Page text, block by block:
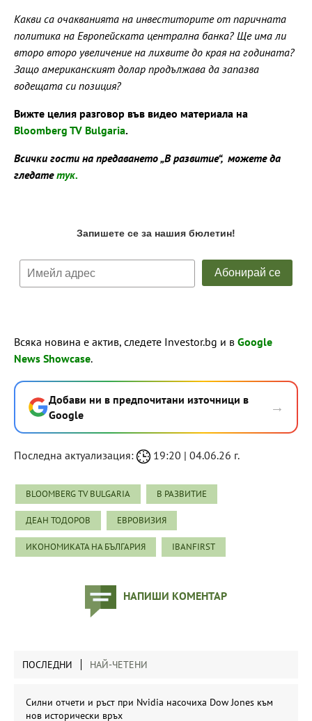
Какви са очакванията на инвеститорите от паричната
политика на Европейската централна банка? Ще има ли
второ второ увеличение на лихвите до края на годината?
Защо американският долар продължава да запазва
водещата си позиция?
Вижте целия разговор във видео материала на
Bloomberg TV Bulgaria.
Всички гости на предаването „В развитие“, можете да
гледатетук.
Всяка новина е актив, следете Investor.bg и в Google
News Showcase.
Добави ни в предпочитани източници в
Google
→
Последна актуализация: 19:20 | 04.06.26 г.
BLOOMBERG TV BULGARIA В РАЗВИТИЕ
ДЕАН ТОДОРОВ ЕВРОВИЗИЯ
ИКОНОМИКАТА НА БЪЛГАРИЯ IBANFIRST
НАПИШИ КОМЕНТАР
ПОСЛЕДНИ НАЙ-ЧЕТЕНИ
Силни отчети и ръст при Nvidia насочиха Dow Jones към
нов исторически връх